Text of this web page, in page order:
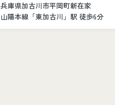
兵庫県加古川市加古川町美乃利101
山陽本線「加古川」駅 徒歩14分